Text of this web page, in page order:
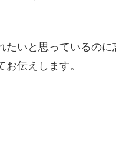
たいと思っているの
伝えします。